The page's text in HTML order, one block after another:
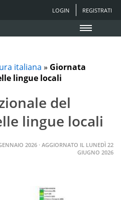
LOGIN REGISTRATI
italiana » Giornata
lingue locali
del
lingue locali
2026 · AGGIORNATO IL LUNEDÌ 22
GIUGNO 2026